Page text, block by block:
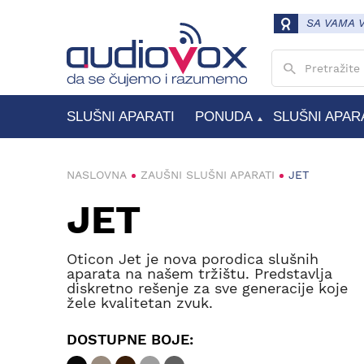
SA VAMA
SLUŠNI APARATI PONUDA SLUŠNI
NASLOVNA ZAUŠNI SLUŠNI APARATI JET
JET
Oticon Jet je nova porodica slušnih
aparata na našem tržištu. Predstavlja
diskretno rešenje za sve generacije koje
žele kvalitetan zvuk.
DOSTUPNE BOJE: